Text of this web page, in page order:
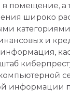
помещение, а
широко
и
информация,
информации